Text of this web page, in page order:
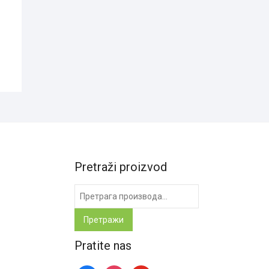
Pretraži proizvod
Претражи
Pratite nas